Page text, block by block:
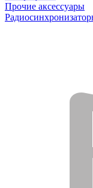
Прочие аксессуары